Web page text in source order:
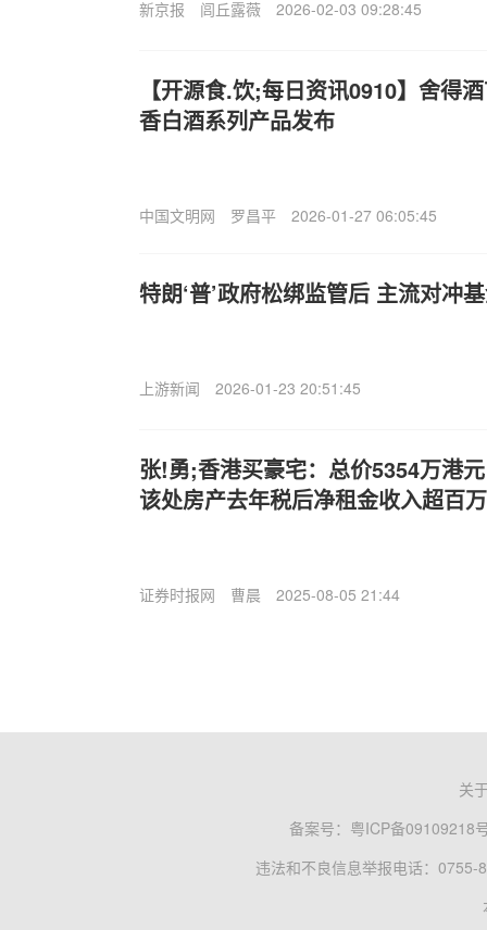
新京报 闾丘露薇 2026-02-03 09:28:45
【开源食.饮;每日资讯0910】舍得
香白酒系列产品发布
中国文明网 罗昌平 2026-01-27 06:05:45
特朗‘普’政府松绑监管后 主流对冲
上游新闻 2026-01-23 20:51:45
张!勇;香港买豪宅：总价5354万港
该处房产去年税后净租金收入超百万
证券时报网 曹晨 2025-08-05 21:44
关
备案号： 粤ICP备09109218
违法和不良信息举报电话：0755-